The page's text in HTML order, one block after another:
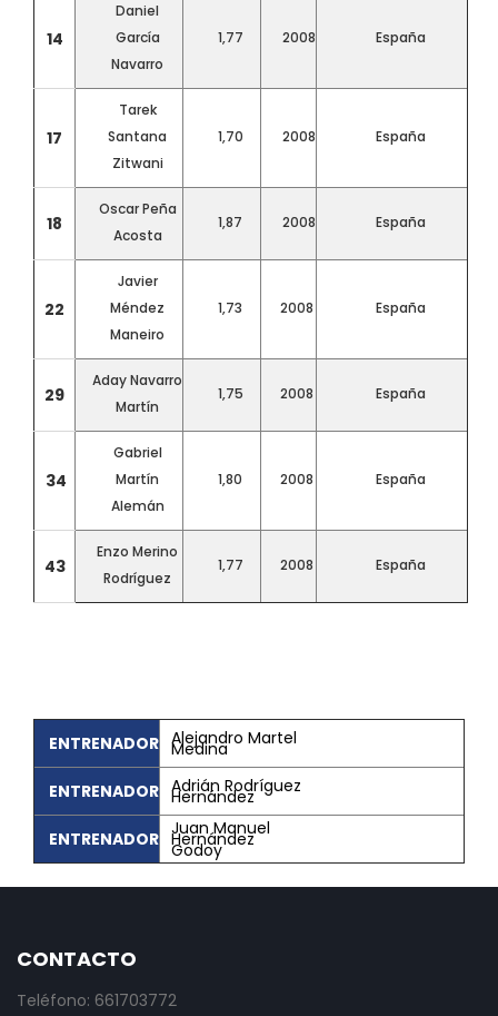
14
Daniel
García
Navarro
1,77 2008 España
17
Tarek
Santana
Zitwani
1,70 2008 España
18
Oscar Peña
Acosta
1,87 2008 España
22
Javier
Méndez
Maneiro
1,73 2008 España
29
Aday Navarro
Martín
1,75 2008 España
34
Gabriel
Martín
Alemán
1,80 2008 España
43
Enzo Merino
Rodríguez
1,77 2008 España
ENTRENADOR Alejandro Martel
Medina
ENTRENADOR Adrián Rodríguez
Hernández
ENTRENADOR Juan Manuel
Hernández
Godoy
CONTACTO
Teléfono: 661703772